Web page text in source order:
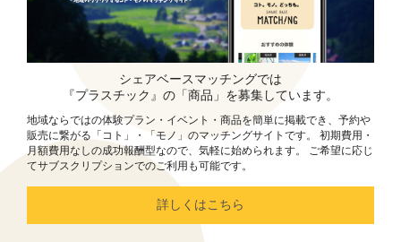
シェアベースマッチングでは
『プラスチック』の「商品」を募集しています。
地域ならではの体験プラン・イベント・商品を簡単に掲載でき、予約や
販売に繋がる「コト」・「モノ」のマッチングサイトです。 初期費用・
月額費用なしの成功報酬型なので、気軽に始められます。 ご希望に応じ
てサブスクリプションでのご利用も可能です。
詳しくはこちら